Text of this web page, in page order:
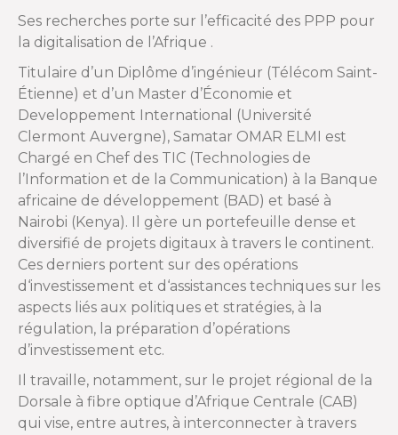
Ses recherches porte sur l’efficacité des PPP pour
la digitalisation de l’Afrique .
Titulaire d’un Diplôme d’ingénieur (Télécom Saint-
Étienne) et d’un Master d’Économie et
Developpement International (Université
Clermont Auvergne), Samatar OMAR ELMI est
Chargé en Chef des TIC (Technologies de
l’Information et de la Communication) à la Banque
africaine de développement (BAD) et basé à
Nairobi (Kenya). Il gère un portefeuille dense et
diversifié de projets digitaux à travers le continent.
Ces derniers portent sur des opérations
d‘investissement et d‘assistances techniques sur les
aspects liés aux politiques et stratégies, à la
régulation, la préparation d’opérations
d’investissement etc.
Il travaille, notamment, sur le projet régional de la
Dorsale à fibre optique d’Afrique Centrale (CAB)
qui vise, entre autres, à interconnecter à travers